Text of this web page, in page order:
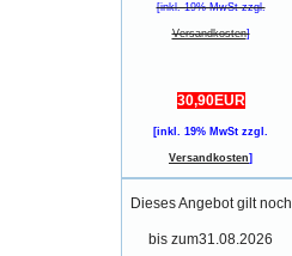
[inkl. 19% MwSt zzgl.
Versandkosten]
30,90EUR
[inkl. 19% MwSt zzgl.
Versandkosten]
Dieses Angebot gilt noch
bis zum31.08.2026